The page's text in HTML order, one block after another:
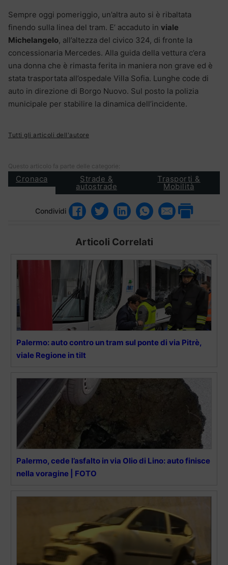
Sempre oggi pomeriggio, un’altra auto si è ribaltata
finendo sulla linea del tram. E’ accaduto in viale
Michelangelo, all’altezza del civico 324, di fronte la
concessionaria Mercedes. Alla guida della vettura c’era
una donna che è rimasta ferita in maniera non grave ed è
stata trasportata all’ospedale Villa Sofia. Lunghe code di
auto in direzione di Borgo Nuovo. Sul posto la polizia
municipale per stabilire la dinamica dell’incidente.
Tutti gli articoli dell'autore
Questo articolo fa parte delle categorie:
Cronaca Strade &
autostrade
Trasporti &
Mobilità
Condividi
Articoli Correlati
Palermo: auto contro un tram sul ponte di via Pitrè,
viale Regione in tilt
Palermo, cede l’asfalto in via Olio di Lino: auto finisce
nella voragine | FOTO